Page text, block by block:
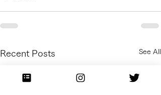
Recent Posts See All